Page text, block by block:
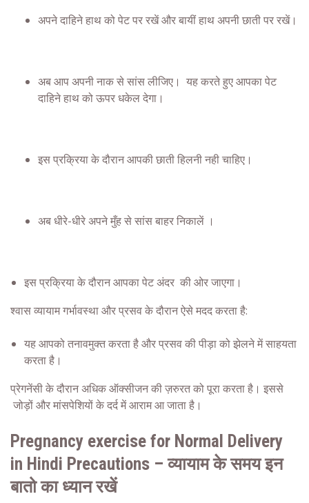
अपने दाहिने हाथ को पेट पर रखें और बायीं हाथ अपनी छाती पर रखें।
अब आप अपनी नाक से सांस लीजिए। यह करते हुए आपका पेट
दाहिने हाथ को ऊपर धकेल देगा।
इस प्रक्रिया के दौरान आपकी छाती हिलनी नही चाहिए।
अब धीरे-धीरे अपने मुँह से सांस बाहर निकालें ।
इस प्रक्रिया के दौरान आपका पेट अंदर की ओर जाएगा।
श्‍वासव्यायामगर्भावस्थाऔर प्रसव के दौरान ऐसे मदद करता है:
यह आपको तनावमुक्त करता है और प्रसव की पीड़ा को झेलने में साहयता
करता है।
प्रेगनेंसी के दौरान अधिक ऑक्सीजन की ज़रुरत को पूरा करता है। इससे
जोड़ों और मांसपेशियों के दर्द में आराम आ जाता है।
Pregnancy exercise for Normal Delivery
in Hindi Precautions – व्यायाम के समय इन
बातो का ध्यान रखें